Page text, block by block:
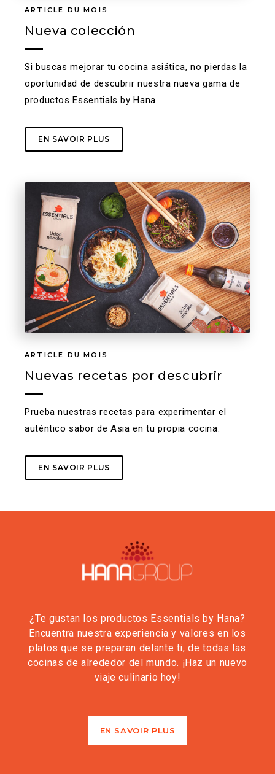
ARTICLE DU MOIS
Nueva colección
Si buscas mejorar tu cocina asiática, no pierdas la
oportunidad de descubrir nuestra nueva gama de
productos Essentials by Hana.
EN SAVOIR PLUS
ARTICLE DU MOIS
Nuevas recetas por descubrir
Prueba nuestras recetas para experimentar el
auténtico sabor de Asia en tu propia cocina.
EN SAVOIR PLUS
¿Te gustan los productos Essentials by Hana?
Encuentra nuestra experiencia y valores en los
platos que se preparan delante ti, de todas las
cocinas de alrededor del mundo. ¡Haz un nuevo
viaje culinario hoy!
EN SAVOIR PLUS